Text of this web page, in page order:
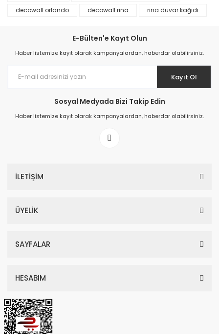
Prime ArtDECO Duvar Kağıdı Tutkalı 500 gr
199,00 TL
decowall orlando
decowall rina rina duvar kağıdı
E-Bülten'e Kayıt Olun
Haber listemize kayıt olarak kampanyalardan, haberdar olabilirsiniz.
Kayıt Ol
Sosyal Medyada Bizi Takip Edin
Haber listemize kayıt olarak kampanyalardan, haberdar olabilirsiniz.
İLETİŞİM
ÜYELİK
SAYFALAR
HESABIM